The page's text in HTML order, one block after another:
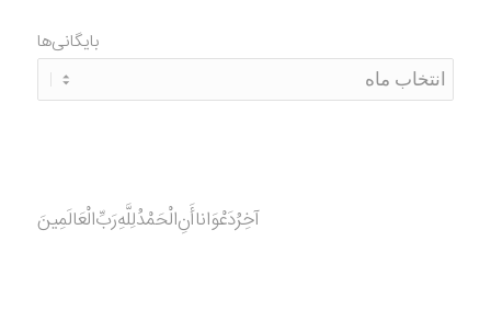
بایگانی‌ها
آخِرُدَعْوَانا‌أَنِ‌الْحَمْدُ‌‌‌لِلَّهِ‌رَبِّ‌الْعَالَمِينَ